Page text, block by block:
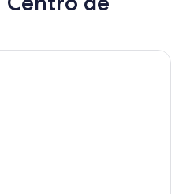
Hotel